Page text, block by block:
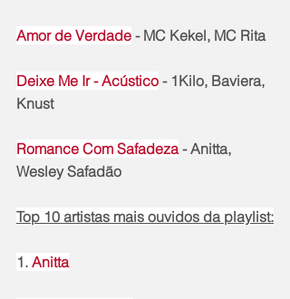
Amor de Verdade - MC Kekel, MC Rita
Deixe Me Ir - Acústico - 1Kilo, Baviera,
Knust
Romance Com Safadeza - Anitta,
Wesley Safadão
Top 10 artistas mais ouvidos da playlist:
1. Anitta